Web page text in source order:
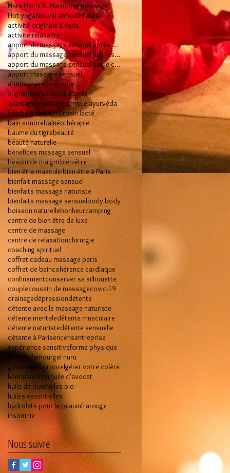
Hara Hachi BuHarmonie massage
Hot yogaNouvel anNoëlPilates
activité originale à Paris
activité relaxante
apport du massage sensuel après 50 ans
apport du massage sensuel sur l'esprit
apport du massage sensuel sur le corps
apport massage sensuel
atmosphère relaxante
augmenter sa productivité
avantage massage sensuelayurvéda
bainbain de vapeurbain lacté
bain sonorebalnéothérapie
baume du tigrebeauté
beauté naturelle
benefices massage sensuel
besoin de maigrirbien-être
bien-être masculinbien-être à Paris
bienfait massage sensuel
bienfaits massage naturiste
bienfaits massage sensuelbody body
boisson naturellebonheurcamping
centre de bien-être de luxe
centre de massage
centre de relaxationchirurgie
coaching spirituel
coffret cadeau massage paris
coffret de baincohérence cardiaque
confinementconserver sa silhouette
couplecoussin de massagecovid-19
drainagedépressiondétente
détente avec le massage naturiste
détente mentaledétente musculaire
détente naturistedétente sensuelle
détente à Parisencensentreprise
expérience sensitiveforme physique
fête de l'amourgel nuru
gommage corporelgérer votre colère
hammamhiverhuile d'avocat
huile de ricinhuiles bio
huiles essentielles
hydrolats pour la peauinfrarouge
insomnie
Nous suivre